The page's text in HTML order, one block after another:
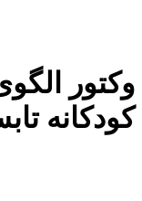
وکتور
کودکانه